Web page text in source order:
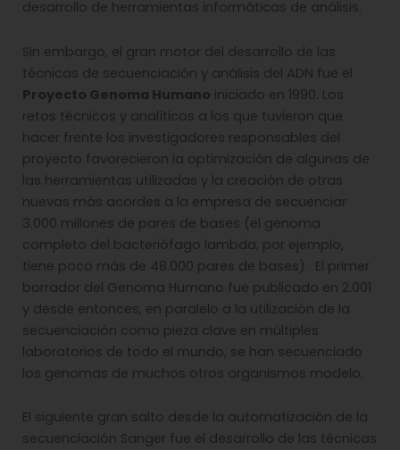
desarrollo de herramientas informáticas de análisis.
Sin embargo, el gran motor del desarrollo de las
técnicas de secuenciación y análisis del ADN fue el
Proyecto Genoma Humano iniciado en 1990. Los
retos técnicos y analíticos a los que tuvieron que
hacer frente los investigadores responsables del
proyecto favorecieron la optimización de algunas de
las herramientas utilizadas y la creación de otras
nuevas más acordes a la empresa de secuenciar
3.000 millones de pares de bases (el genoma
completo del bacteriófago lambda, por ejemplo,
tiene poco más de 48.000 pares de bases). El primer
borrador del Genoma Humano fue publicado en 2.001
y desde entonces, en paralelo a la utilización de la
secuenciación como pieza clave en múltiples
laboratorios de todo el mundo, se han secuenciado
los genomas de muchos otros organismos modelo.
El siguiente gran salto desde la automatización de la
secuenciación Sanger fue el desarrollo de las técnicas